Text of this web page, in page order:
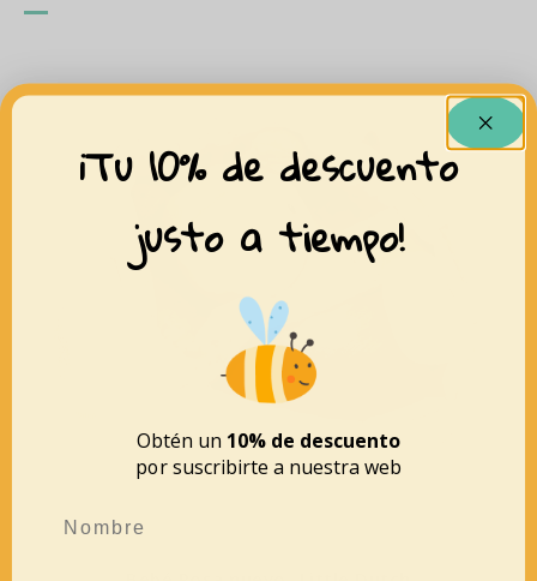
¡Tu 10% de descuento
justo a tiempo!
Obtén un 10% de descuento
por suscribirte a nuestra web